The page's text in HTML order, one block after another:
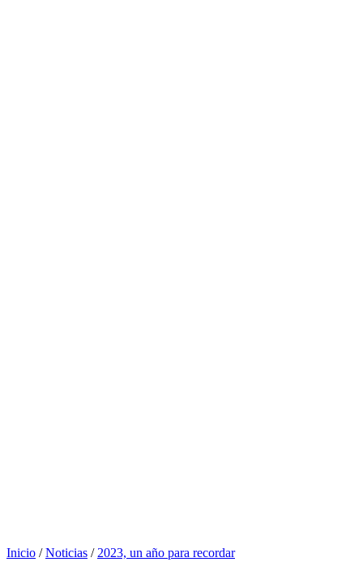
Inicio / Noticias / 2023, un año para recordar